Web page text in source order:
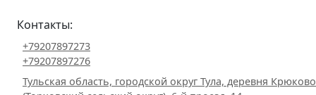
Контакты:
+79207897273
+79207897276
Тульская область, городской округ Тула, деревня Крюково